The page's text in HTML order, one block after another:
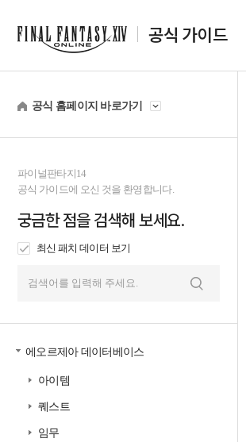
공식 가이드
공식 홈페이지 바로가기
파이널판타지14
공식 가이드에 오신 것을 환영합니다.
궁금한 점을 검색해 보세요.
최신 패치 데이터 보기
에오르제아 데이터베이스
아이템
퀘스트
임무